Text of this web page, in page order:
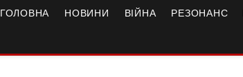
ГОЛОВНА НОВИНИ ВІЙНА РЕЗОНАНС